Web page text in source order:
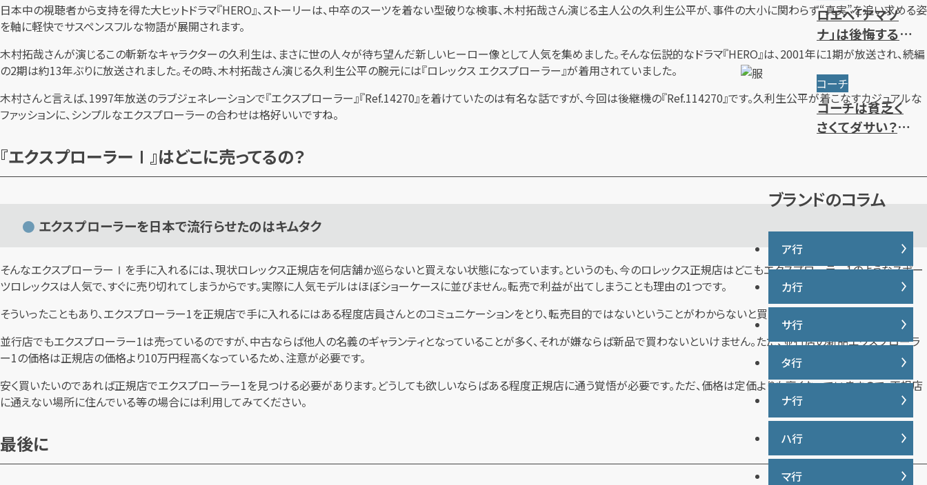
日本中の視聴者から支持を得た大ヒットドラマ『HERO』、ストーリーは、中卒のスーツを着ない型破りな検事、木村拓哉さん演じる主人公の久利生公平が、事件の大小に関わらず“真実”を追い求める姿
を軸に軽快でサスペンスフルな物語が展開されます。
木村拓哉さんが演じるこの斬新なキャラクターの久利生は、まさに世の人々が待ち望んだ新しいヒーロー像として人気を集めました。そんな伝説的なドラマ『HERO』は、2001年に1期が放送され、続編
の2期は約13年ぶりに放送されました。その時、木村拓哉さん演じる久利生公平の腕元には『ロレックス エクスプローラー』が着用されていました。
木村さんと言えば、1997年放送のラブジェネレーションで『エクスプローラー』『Ref.14270』を着けていたのは有名な話ですが、今回は後継機の『Ref.114270』です。久利生公平が着こなすカジュアルな
ファッションに、シンプルなエクスプローラーの合わせは格好いいですね。
『エクスプローラーⅠ』はどこに売ってるの？
エクスプローラーを日本で流行らせたのはキムタク
そんなエクスプローラーⅠを手に入れるには、現状ロレックス正規店を何店舗か巡らないと買えない状態になっています。というのも、今のロレックス正規店はどこもエクスプローラー1のようなスポー
ツロレックスは人気で、すぐに売り切れてしまうからです。実際に人気モデルはほぼショーケースに並びません。転売で利益が出てしまうことも理由の1つです。
そういったこともあり、エクスプローラー1を正規店で手に入れるにはある程度店員さんとのコミュニケーションをとり、転売目的ではないということがわからないと買えない状態です。
並行店でもエクスプローラー1は売っているのですが、中古ならば他人の名義のギャランティとなっていることが多く、それが嫌ならば新品で買わないといけません。ただ、並行店の新品エクスプローラ
ー1の価格は正規店の価格より10万円程高くなっているため、注意が必要です。
安く買いたいのであれば正規店でエクスプローラー1を見つける必要があります。どうしても欲しいならばある程度正規店に通う覚悟が必要です。ただ、価格は定価よりも高くなっていますので、正規店
に通えない場所に住んでいる等の場合には利用してみてください。
最後に
ロエベ「アマソ
ナ」は後悔するほ
どダサい？使い
勝手やサイズ・人
気色を解説
コーチ
コーチは貧乏く
さくてダサい？年
ブランドのコラム
ア行
IWC
ヴァシュロンコンスタンタン
ウブロ
エルメス
オーデマ ピゲ
オメガ
カ行
カナダグース
カルティエ
グッチ
クロムハーツ
ケイト・スペード
コーチ
サ行
サマンサタバサ
ジーショック
ジャガー・ルクルト
シャネル
シュプリーム
ショパール
タ行
タグ・ホイヤー
ディオール
ティファニー
トリーバーチ
ナ行
ナイキ
ハ行
バーバリー
マ行